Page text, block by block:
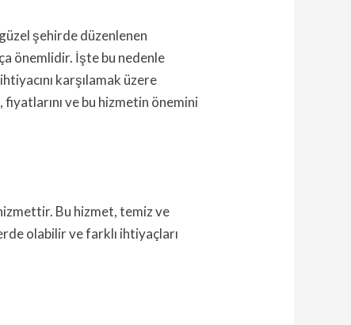
şehirde düzenlenen
önemlidir. İşte bu nedenle
karşılamak üzere
ve bu hizmetin önemini
Bu hizmet, temiz ve
olabilir ve farklı ihtiyaçları